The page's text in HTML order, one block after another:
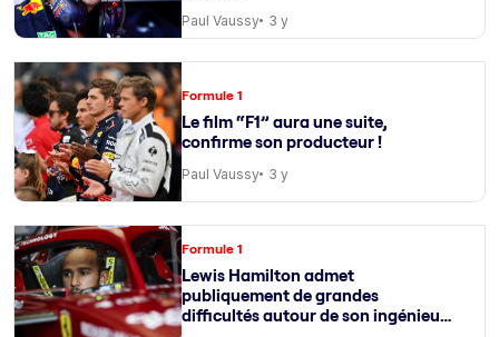
Paul Vaussy 3 y
Formule 1
Le film “F1” aura une suite,
confirme son producteur !
Paul Vaussy 3 y
Formule 1
Lewis Hamilton admet
publiquement de grandes
difficultés autour de son ingénieur